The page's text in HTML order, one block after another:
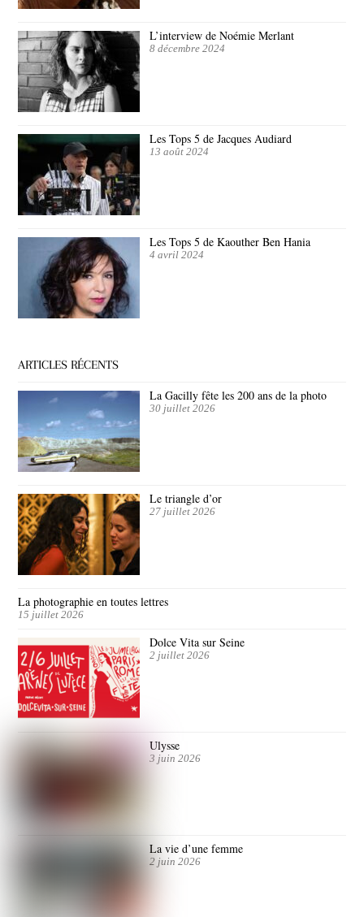
L’interview de Noémie Merlant
8 décembre 2024
Les Tops 5 de Jacques Audiard
13 août 2024
Les Tops 5 de Kaouther Ben Hania
4 avril 2024
ARTICLES RÉCENTS
La Gacilly fête les 200 ans de la photo
30 juillet 2026
Le triangle d’or
27 juillet 2026
La photographie en toutes lettres
15 juillet 2026
Dolce Vita sur Seine
2 juillet 2026
Ulysse
3 juin 2026
La vie d’une femme
2 juin 2026